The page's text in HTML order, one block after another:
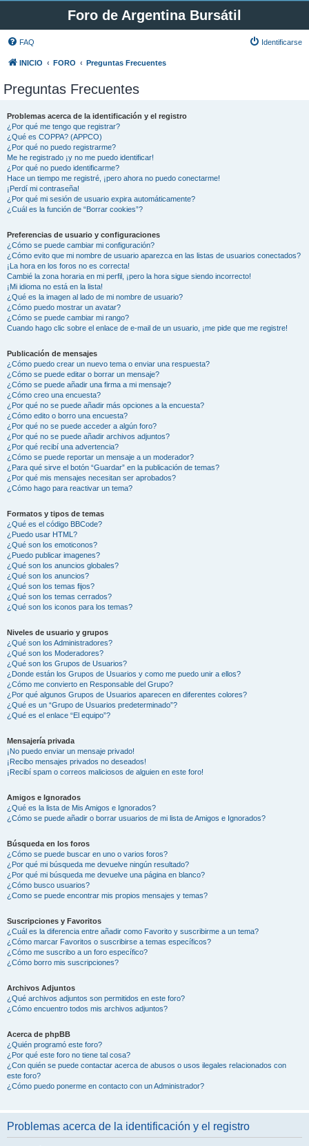
Foro de Argentina Bursátil
FAQ Identificarse
INICIO FORO Preguntas Frecuentes
Preguntas Frecuentes
Problemas acerca de la identificación y el registro
¿Por qué me tengo que registrar?
¿Qué es COPPA? (APPCO)
¿Por qué no puedo registrarme?
Me he registrado ¡y no me puedo identificar!
¿Por qué no puedo identificarme?
Hace un tiempo me registré, ¡pero ahora no puedo conectarme!
¡Perdí mi contraseña!
¿Por qué mi sesión de usuario expira automáticamente?
¿Cuál es la función de “Borrar cookies”?
Preferencias de usuario y configuraciones
¿Cómo se puede cambiar mi configuración?
¿Cómo evito que mi nombre de usuario aparezca en las listas de usuarios conectados?
¡La hora en los foros no es correcta!
Cambié la zona horaria en mi perfil, ¡pero la hora sigue siendo incorrecto!
¡Mi idioma no está en la lista!
¿Qué es la imagen al lado de mi nombre de usuario?
¿Cómo puedo mostrar un avatar?
¿Cómo se puede cambiar mi rango?
Cuando hago clic sobre el enlace de e-mail de un usuario, ¡me pide que me registre!
Publicación de mensajes
¿Cómo puedo crear un nuevo tema o enviar una respuesta?
¿Cómo se puede editar o borrar un mensaje?
¿Cómo se puede añadir una firma a mi mensaje?
¿Cómo creo una encuesta?
¿Por qué no se puede añadir más opciones a la encuesta?
¿Cómo edito o borro una encuesta?
¿Por qué no se puede acceder a algún foro?
¿Por qué no se puede añadir archivos adjuntos?
¿Por qué recibí una advertencia?
¿Cómo se puede reportar un mensaje a un moderador?
¿Para qué sirve el botón “Guardar” en la publicación de temas?
¿Por qué mis mensajes necesitan ser aprobados?
¿Cómo hago para reactivar un tema?
Formatos y tipos de temas
¿Qué es el código BBCode?
¿Puedo usar HTML?
¿Qué son los emoticonos?
¿Puedo publicar imagenes?
¿Qué son los anuncios globales?
¿Qué son los anuncios?
¿Qué son los temas fijos?
¿Qué son los temas cerrados?
¿Qué son los iconos para los temas?
Niveles de usuario y grupos
¿Qué son los Administradores?
¿Qué son los Moderadores?
¿Qué son los Grupos de Usuarios?
¿Donde están los Grupos de Usuarios y como me puedo unir a ellos?
¿Cómo me convierto en Responsable del Grupo?
¿Por qué algunos Grupos de Usuarios aparecen en diferentes colores?
¿Qué es un “Grupo de Usuarios predeterminado”?
¿Qué es el enlace “El equipo”?
Mensajería privada
¡No puedo enviar un mensaje privado!
¡Recibo mensajes privados no deseados!
¡Recibí spam o correos maliciosos de alguien en este foro!
Amigos e Ignorados
¿Qué es la lista de Mis Amigos e Ignorados?
¿Cómo se puede añadir o borrar usuarios de mi lista de Amigos e Ignorados?
Búsqueda en los foros
¿Cómo se puede buscar en uno o varios foros?
¿Por qué mi búsqueda me devuelve ningún resultado?
¿Por qué mi búsqueda me devuelve una página en blanco?
¿Cómo busco usuarios?
¿Como se puede encontrar mis propios mensajes y temas?
Suscripciones y Favoritos
¿Cuál es la diferencia entre añadir como Favorito y suscribirme a un tema?
¿Cómo marcar Favoritos o suscribirse a temas específicos?
¿Cómo me suscribo a un foro específico?
¿Cómo borro mis suscripciones?
Archivos Adjuntos
¿Qué archivos adjuntos son permitidos en este foro?
¿Cómo encuentro todos mis archivos adjuntos?
Acerca de phpBB
¿Quién programó este foro?
¿Por qué este foro no tiene tal cosa?
¿Con quién se puede contactar acerca de abusos o usos ilegales relacionados con
este foro?
¿Cómo puedo ponerme en contacto con un Administrador?
Problemas acerca de la identificación y el registro